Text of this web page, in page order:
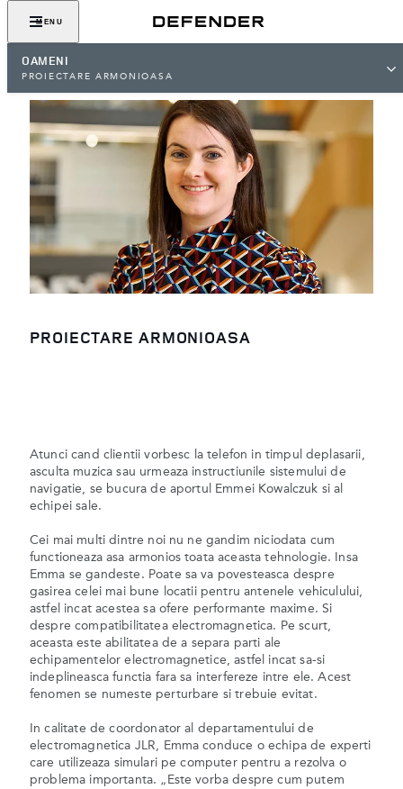
MENU
OAMENI
PROIECTARE ARMONIOASA
PROIECTARE ARMONIOASA
Atunci cand clientii vorbesc la telefon in timpul deplasarii,
asculta muzica sau urmeaza instructiunile sistemului de
navigatie, se bucura de aportul Emmei Kowalczuk si al
echipei sale.
Cei mai multi dintre noi nu ne gandim niciodata cum
functioneaza asa armonios toata aceasta tehnologie. Insa
Emma se gandeste. Poate sa va povesteasca despre
gasirea celei mai bune locatii pentru antenele vehiculului,
astfel incat acestea sa ofere performante maxime. Si
despre compatibilitatea electromagnetica. Pe scurt,
aceasta este abilitatea de a separa parti ale
echipamentelor electromagnetice, astfel incat sa-si
indeplineasca functia fara sa interfereze intre ele. Acest
fenomen se numeste perturbare si trebuie evitat.
In calitate de coordonator al departamentului de
electromagnetica JLR, Emma conduce o echipa de experti
care utilizeaza simulari pe computer pentru a rezolva o
problema importanta. „Este vorba despre cum putem